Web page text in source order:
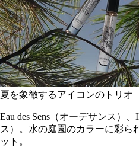
夏を象徴するアイコンのトリオ
Eau des Sens（オーデサンス）
ス）。水の庭園のカラーに彩ら
ット。